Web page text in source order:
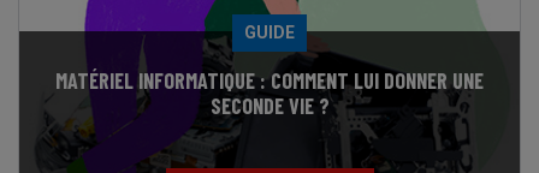
GUIDE
MATÉRIEL INFORMATIQUE : COMMENT LUI DONNER UNE
SECONDE VIE ?